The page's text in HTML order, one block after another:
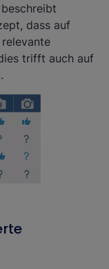
dass auf
trifft auch auf